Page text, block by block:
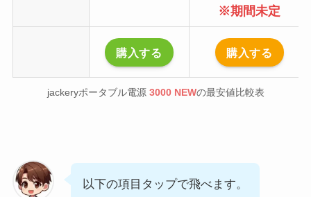
※期間未定
購入する 購入する
jackeryポータブル電源 3000 NEWの最安値比較表
以下の項目タップで飛べます。